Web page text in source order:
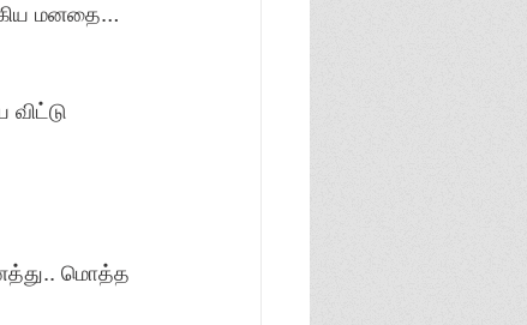
மனதை…
மொத்த